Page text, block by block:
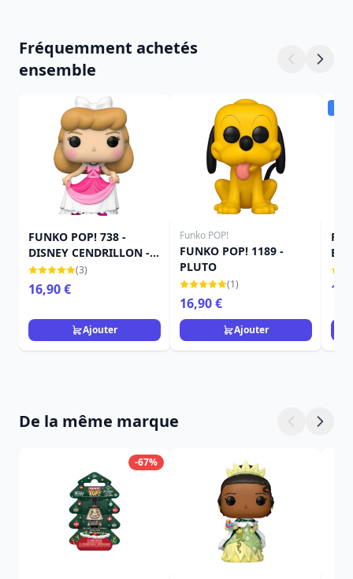
Fréquemment achetés
ensemble
FUNKO POP! 738 -
DISNEY CENDRILLON -
EN ROBE ROSE
(3)
16,90 €
Ajouter
Funko POP!
FUNKO POP! 1189 -
PLUTO
(1)
16,90 €
Ajouter
De la même marque
-67%